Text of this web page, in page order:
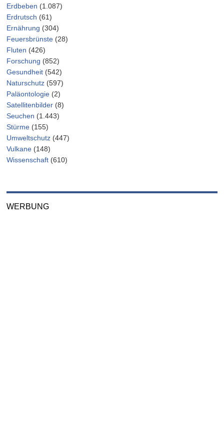
Erdbeben (1.087)
Erdrutsch (61)
Ernährung (304)
Feuersbrünste (28)
Fluten (426)
Forschung (852)
Gesundheit (542)
Naturschutz (597)
Paläontologie (2)
Satellitenbilder (8)
Seuchen (1.443)
Stürme (155)
Umweltschutz (447)
Vulkane (148)
Wissenschaft (610)
WERBUNG